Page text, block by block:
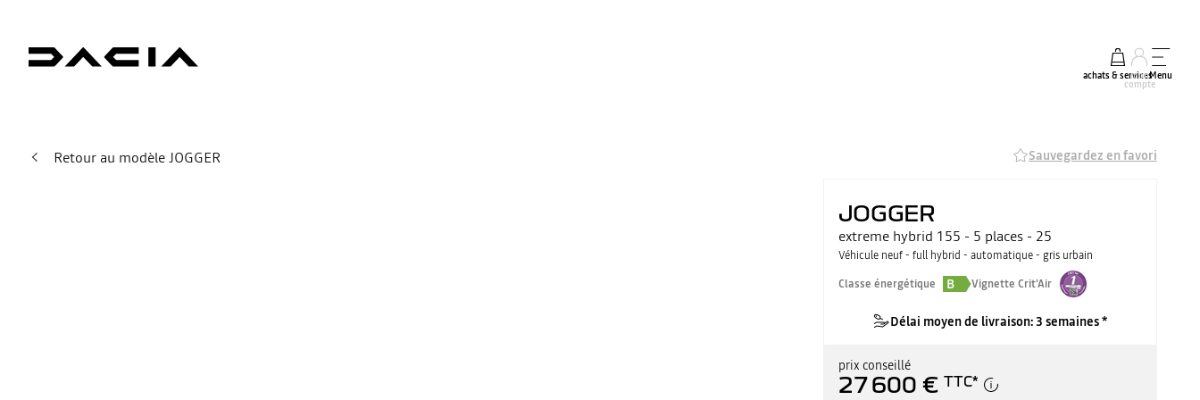
achats & services
mon
compte
Menu
Retour au modèle JOGGER Sauvegardez en favori
JOGGER
extreme hybrid 155 - 5 places - 25
Véhicule neuf - full hybrid - automatique - gris urbain
Classe énergétique
B Vignette Crit'Air
Délai moyen de livraison: 3 semaines *
prix conseillé
27 600 € TTC*